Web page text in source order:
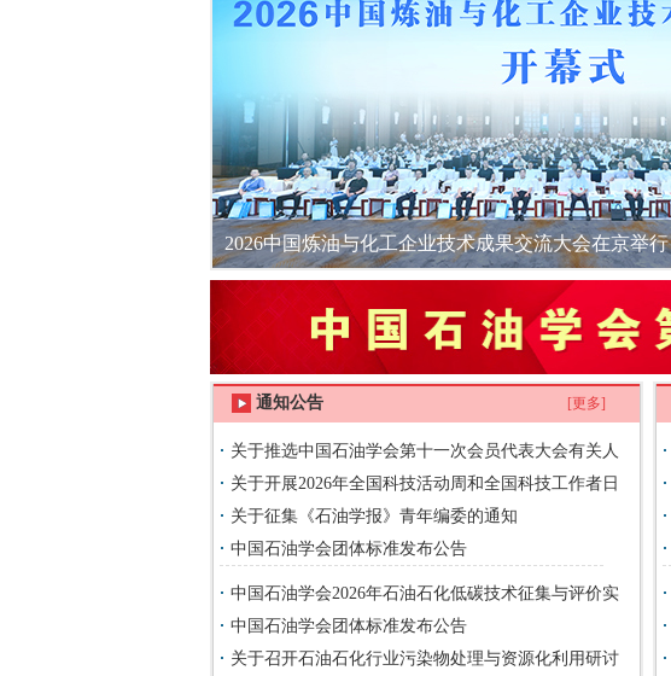
2026中国炼油与化工企业技术成果交流大会在京举行
通知公告 [更多]
关于推选中国石油学会第十一次会员代表大会有关人
选的通知
关于开展2026年全国科技活动周和全国科技工作者日
活动的通知
关于征集《石油学报》青年编委的通知
中国石油学会团体标准发布公告
中国石油学会2026年石油石化低碳技术征集与评价实
施方案
中国石油学会团体标准发布公告
关于召开石油石化行业污染物处理与资源化利用研讨